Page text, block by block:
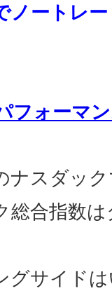
ノートレ
フォーマ
のナスダ
総合指数
グサイド